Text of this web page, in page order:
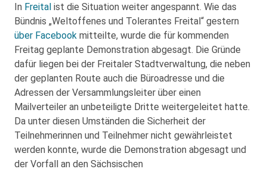
In Freital ist die Situation weiter angespannt. Wie das
Bündnis „Weltoffenes und Tolerantes Freital“ gestern
über Facebook mitteilte, wurde die für kommenden
Freitag geplante Demonstration abgesagt. Die Gründe
dafür liegen bei der Freitaler Stadtverwaltung, die neben
der geplanten Route auch die Büroadresse und die
Adressen der Versammlungsleiter über einen
Mailverteiler an unbeteiligte Dritte weitergeleitet hatte.
Da unter diesen Umständen die Sicherheit der
Teilnehmerinnen und Teilnehmer nicht gewährleistet
werden konnte, wurde die Demonstration abgesagt und
der Vorfall an den Sächsischen